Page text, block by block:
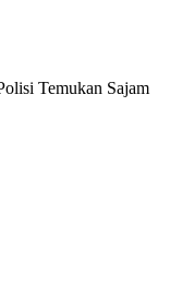
Temukan Sajam